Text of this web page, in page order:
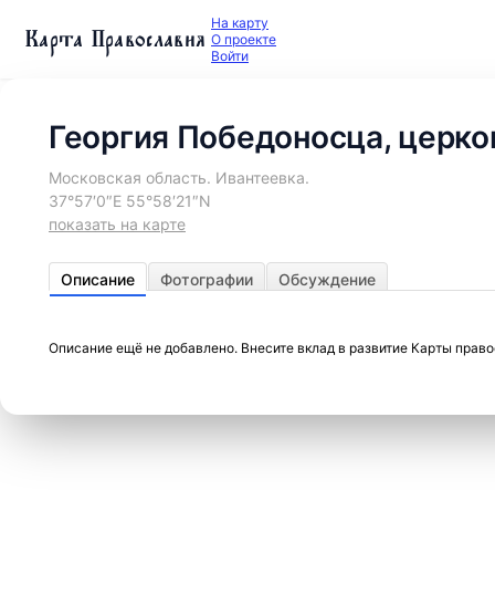
Карта Православия На карту
О проекте
Войти
Георгия Победоносца,
Московская область. Ивантеевка.
37°57′0″E 55°58′21″N
показать на карте
Описание Фотографии Обсуждение
Описание ещё не добавлено. Внесите вклад в развитие Карты